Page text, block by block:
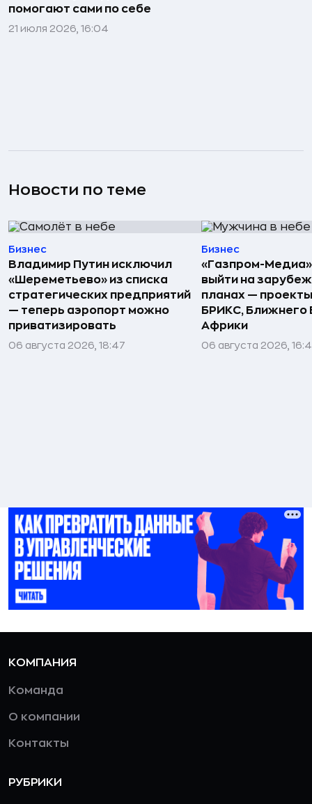
помогают сами по себе
21 июля 2026, 16:04
Новости по теме
Бизнес
Владимир Путин исключил
«Шереметьево» из списка
стратегических предприятий
— теперь аэропорт можно
приватизировать
06 августа 2026, 18:47
Бизнес
«Газпром-Медиа»
выйти на
планах —
БРИКС, Ближнего
Африки
06 августа 2026,
КОМПАНИЯ
Команда
О компании
Контакты
РУБРИКИ